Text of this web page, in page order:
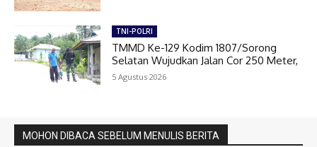
TNI-POLRI
TMMD Ke-129 Kodim 1807/Sorong
Selatan Wujudkan Jalan Cor 250 Meter,
5 Agustus 2026
MOHON DIBACA SEBELUM MENULIS BERITA